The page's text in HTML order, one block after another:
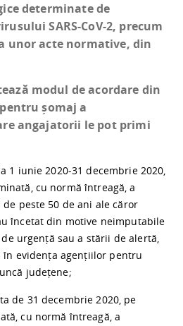
determinate de
SARS-CoV-2, precum
unor acte normative, din
modul de acordare din
șomaj a
angajatorii le pot primi
1 iunie 2020-31 decembrie 2020,
cu normă întreagă, a
peste 50 de ani ale căror
încetat din motive neimputabile
urgență sau a stării de alertă,
evidența agențiilor pentru
județene;
de 31 decembrie 2020, pe
cu normă întreagă, a